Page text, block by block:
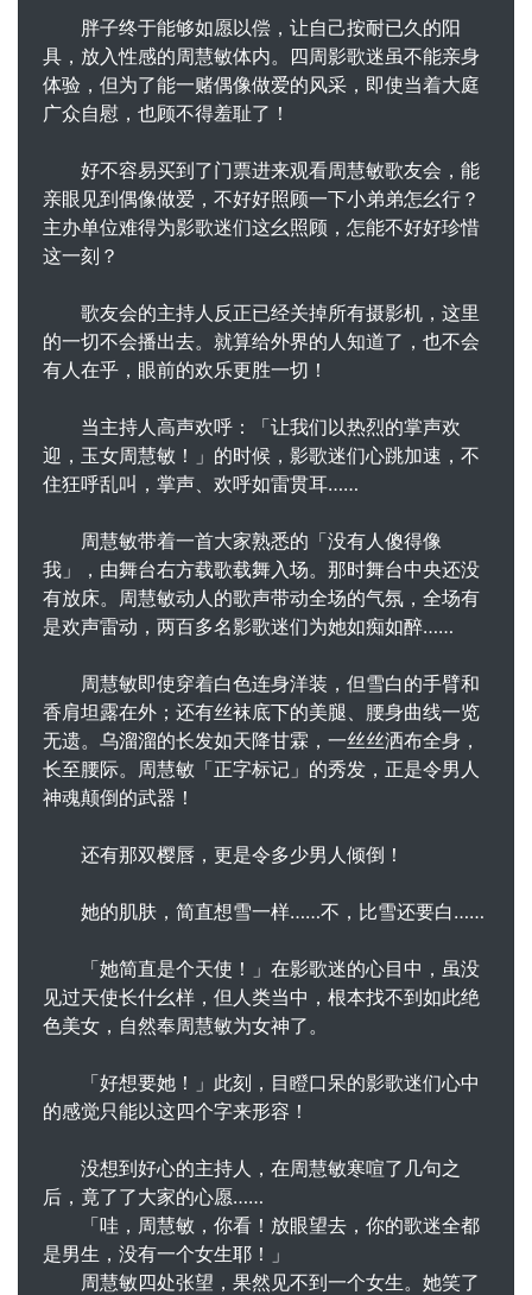
胖子终于能够如愿以偿，让自己按耐已久的阳
具，放入性感的周慧敏体内。四周影歌迷虽不能亲身
体验，但为了能一赌偶像做爱的风采，即使当着大庭
广众自慰，也顾不得羞耻了！
好不容易买到了门票进来观看周慧敏歌友会，能
亲眼见到偶像做爱，不好好照顾一下小弟弟怎幺行？
主办单位难得为影歌迷们这幺照顾，怎能不好好珍惜
这一刻？
歌友会的主持人反正已经关掉所有摄影机，这里
的一切不会播出去。就算给外界的人知道了，也不会
有人在乎，眼前的欢乐更胜一切！
当主持人高声欢呼：「让我们以热烈的掌声欢
迎，玉女周慧敏！」的时候，影歌迷们心跳加速，不
住狂呼乱叫，掌声、欢呼如雷贯耳……
周慧敏带着一首大家熟悉的「没有人傻得像
我」，由舞台右方载歌载舞入场。那时舞台中央还没
有放床。周慧敏动人的歌声带动全场的气氛，全场有
是欢声雷动，两百多名影歌迷们为她如痴如醉……
周慧敏即使穿着白色连身洋装，但雪白的手臂和
香肩坦露在外；还有丝袜底下的美腿、腰身曲线一览
无遗。乌溜溜的长发如天降甘霖，一丝丝洒布全身，
长至腰际。周慧敏「正字标记」的秀发，正是令男人
神魂颠倒的武器！
还有那双樱唇，更是令多少男人倾倒！
她的肌肤，简直想雪一样……不，比雪还要白……
「她简直是个天使！」在影歌迷的心目中，虽没
见过天使长什幺样，但人类当中，根本找不到如此绝
色美女，自然奉周慧敏为女神了。
「好想要她！」此刻，目瞪口呆的影歌迷们心中
的感觉只能以这四个字来形容！
没想到好心的主持人，在周慧敏寒喧了几句之
后，竟了了大家的心愿……
「哇，周慧敏，你看！放眼望去，你的歌迷全都
是男生，没有一个女生耶！」
周慧敏四处张望，果然见不到一个女生。她笑了